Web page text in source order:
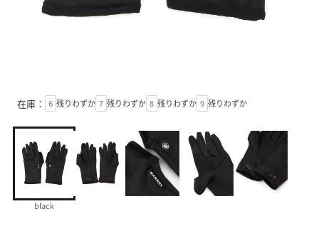
在庫： 6 残りわずか 7 残りわずか 8 残りわずか 9 残りわずか
black